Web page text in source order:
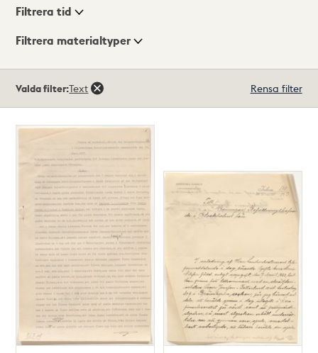
Visningsläge
Filtrera tid
Filtrera materialtyper
träffar
Valda filter:Text Rensa filter